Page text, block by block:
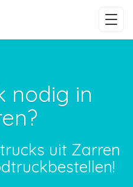
nodig in
uit Zarren